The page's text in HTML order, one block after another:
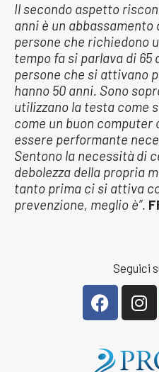
Il secondo aspetto
anni è un abbassamento
persone che richiedono
tempo fa si parlava di 65
persone che si attivano
hanno 50 anni. Sono
utilizzano la testa come
come un buon computer
essere performante
Sentono la necessità di
debolezza della propria
tanto prima ci si attiva
prevenzione, meglio è”.
Seguici